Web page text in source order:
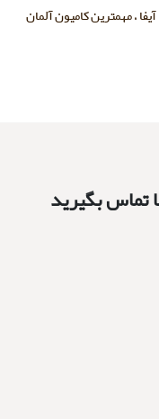
، مهمترین کامیون آلمان
تماس بگیرید